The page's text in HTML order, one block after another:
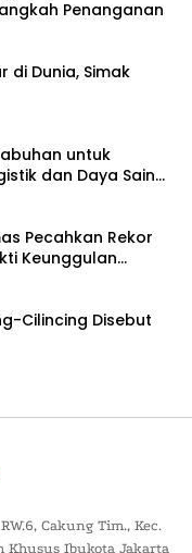
Penanganan
di Dunia, Simak
untuk
dan Daya Saing
Pecahkan Rekor
Keunggulan
Cilincing Disebut
Cakung Tim., Kec.
Khusus Ibukota Jakarta